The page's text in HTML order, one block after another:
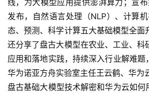
线，为大模型应用提供澎湃算力；宣
发布，自然语言处理（NLP）、计算
态、预测、科学计算五大基础模型全面
还分享了盘古大模型在农业、工业、科
应用和落地实践，持续深入行业解难题
华为诺亚方舟实验室主任王云鹤、华为
盘古基础大模型技术解密和华为云如何